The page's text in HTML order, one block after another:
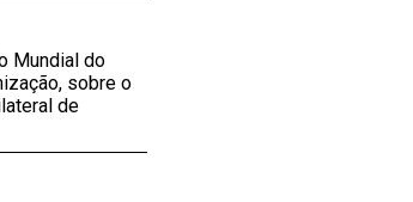
Mundial do
sobre o
de